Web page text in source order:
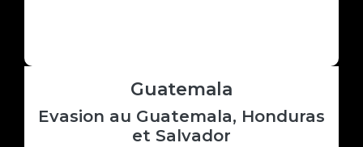
Guatemala
Evasion au Guatemala, Honduras
et Salvador